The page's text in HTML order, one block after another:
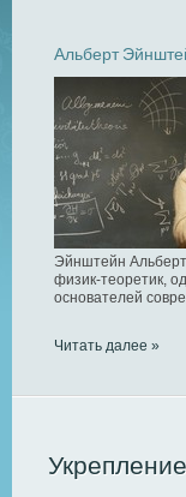
Альберт
Эйнштейн
физик-теоретик,
основателей
Читать далее »